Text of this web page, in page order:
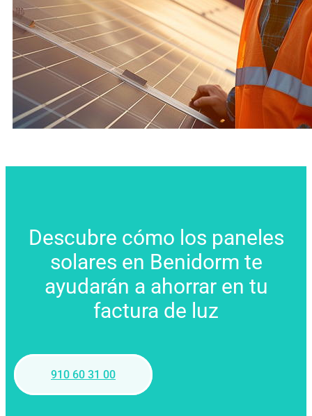
Descubre cómo los paneles
solares en Benidorm te
ayudarán a ahorrar en tu
factura de luz
910 60 31 00